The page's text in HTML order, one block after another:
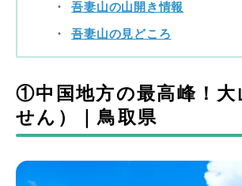
吾妻山の山開き情報
吾妻山の見どころ
①中国地方の最高峰！大
せん）｜鳥取県